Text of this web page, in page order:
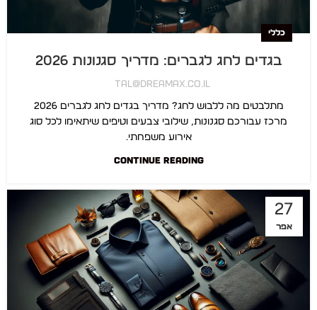
כללי
בגדים לחג לגברים: מדריך סגנונות 2026
Tal@dreamax.co.il
מתלבטים מה ללבוש לחג? מדריך בגדים לחג לגברים 2026
מרכז עבורכם סגנונות, שילובי צבעים וטיפים שיתאימו לכל סוג
אירוע משפחתי.
CONTINUE READING
27
אפר